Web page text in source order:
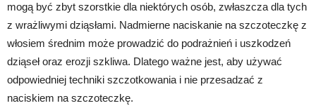
mogą być zbyt szorstkie dla niektórych osób, zwłaszcza dla tych
z wrażliwymi dziąsłami. Nadmierne naciskanie na szczoteczkę z
włosiem średnim może prowadzić do podrażnień i uszkodzeń
dziąseł oraz erozji szkliwa. Dlatego ważne jest, aby używać
odpowiedniej techniki szczotkowania i nie przesadzać z
naciskiem na szczoteczkę.